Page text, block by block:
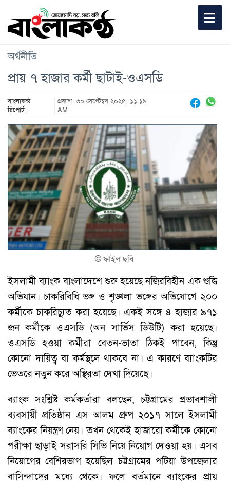
অর্থনীতি
প্রায় ৭ হাজার কর্মী ছাটাই-ওএসডি
বাংলাকন্ঠ
রিপোর্ট:
প্রকাশ: ৩০ সেপ্টেম্বর ২০২৫, ১১:১৯
AM
©ফাইল ছবি
ইসলামী ব্যাংক বাংলাদেশে শুরু হয়েছে নজিরবিহীন এক শুদ্ধি
অভিযান। চাকরিবিধি ভঙ্গ ও শৃঙ্খলা ভঙ্গের অভিযোগে ২০০
কর্মীকে চাকরিচ্যুত করা হয়েছে। একই সঙ্গে ৪ হাজার ৯৭১
জন কর্মীকে ওএসডি (অন সার্ভিস ডিউটি) করা হয়েছে।
ওএসডি হওয়া কর্মীরা বেতন-ভাতা ঠিকই পাবেন, কিন্তু
কোনো দায়িত্ব বা কর্মস্থলে থাকবে না। এ কারণে ব্যাংকটির
ভেতরে নতুন করে অস্থিরতা দেখা দিয়েছে।
ব্যাংক সংশ্লিষ্ট কর্মকর্তারা বলছেন, চট্টগ্রামের প্রভাবশালী
ব্যবসায়ী প্রতিষ্ঠান এস আলম গ্রুপ ২০১৭ সালে ইসলামী
ব্যাংকের নিয়ন্ত্রণ নেয়। তখন থেকেই হাজারো কর্মীকে কোনো
পরীক্ষা ছাড়াই সরাসরি সিভি নিয়ে নিয়োগ দেওয়া হয়। এসব
নিয়োগের বেশিরভাগ হয়েছিল চট্টগ্রামের পটিয়া উপজেলার
বাসিন্দাদের মধ্যে থেকে। ফলে বর্তমানে ব্যাংকের প্রায়